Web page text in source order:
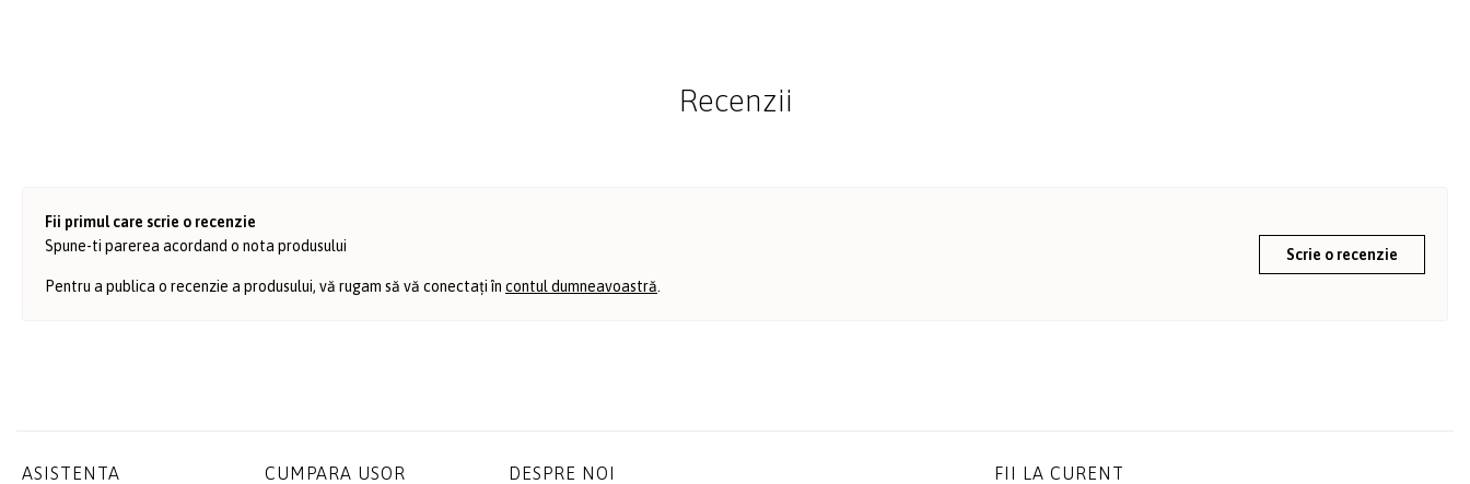
Recenzii
Fii primul care scrie o recenzie
Spune-ti parerea acordand o nota produsului
Pentru a publica o recenzie a produsului, vă rugam să vă conectați în contul dumneavoastră
Scrie o recenzie
ASISTENTA CUMPARA USOR DESPRE NOI FII LA CURENT